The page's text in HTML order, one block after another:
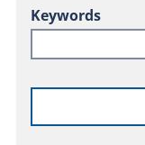
Keywords